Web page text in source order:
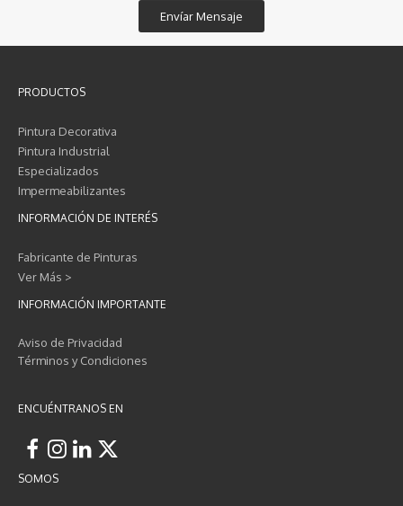
PRODUCTOS
Pintura Decorativa
Pintura Industrial
Especializados
Impermeabilizantes
INFORMACIÓN DE INTERÉS
Fabricante de Pinturas
Ver Más >
INFORMACIÓN IMPORTANTE
Aviso de Privacidad
Términos y Condiciones
ENCUÉNTRANOS EN
SOMOS